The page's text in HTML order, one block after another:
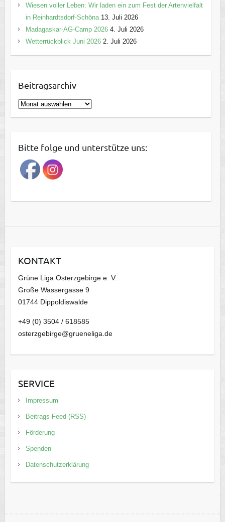
Wiesen voller Leben: Wir laden ein zum Fest der Artenvielfalt
in Reinhardtsdorf-Schöna 13. Juli 2026
Madagaskar-AG-Camp 2026 4. Juli 2026
Wetterrückblick Juni 2026 2. Juli 2026
Beitragsarchiv
B
e
r
a
g
a
v
Bitte folge und unterstütze uns:
KONTAKT
Grüne Liga Osterzgebirge e. V.
Große Wassergasse 9
01744 Dippoldiswalde
+49 (0) 3504 / 618585
osterzgebirge@grueneliga.de
SERVICE
Impressum
Beitrags-Feed (RSS)
Förderung
Spenden
Datenschutzerklärung